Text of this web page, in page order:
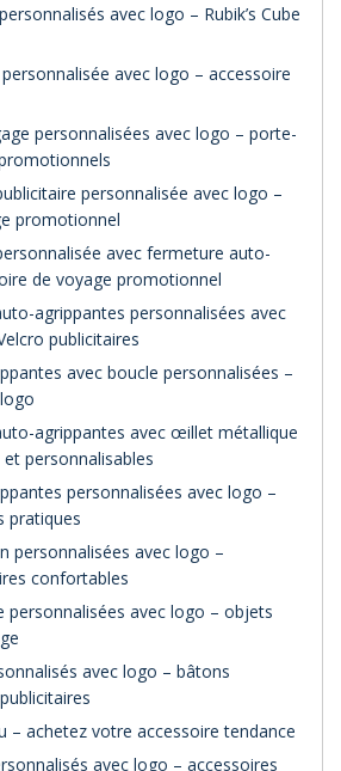
avec logo – Rubik’s Cube
avec logo – accessoire
personnalisées avec logo – porte-
personnalisée avec logo –
promotionnel
avec fermeture auto-
de voyage promotionnel
agrippantes personnalisées avec
publicitaires
avec boucle personnalisées –
agrippantes avec œillet métallique
personnalisables
personnalisées avec logo –
pratiques
personnalisées avec logo –
confortables
personnalisées avec logo – objets
avec logo – bâtons
– achetez votre accessoire tendance
avec logo – accessoires